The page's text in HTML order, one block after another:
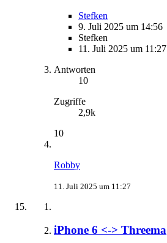
Stefken
9. Juli 2025 um 14:56
Stefken
11. Juli 2025 um 11:27
Antworten
10
Zugriffe
2,9k
10
Robby
11. Juli 2025 um 11:27
iPhone 6 <-> Threema